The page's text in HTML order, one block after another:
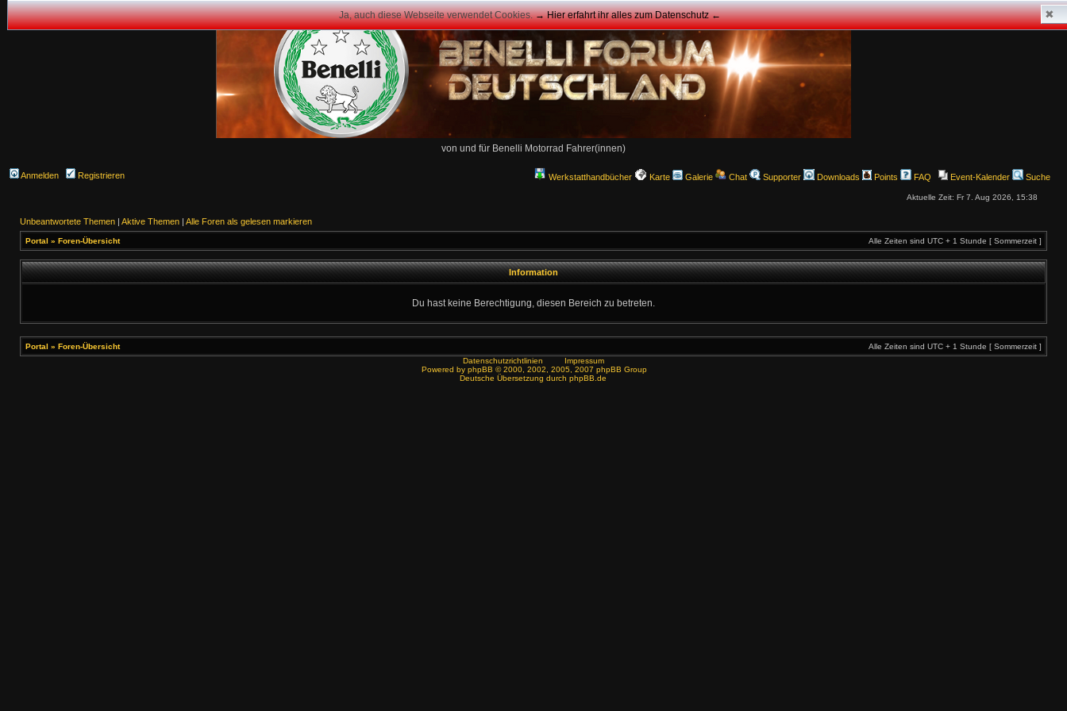
Ja, auch diese Webseite verwendet Cookies.→ Hier erfahrt ihr alles zum Datenschutz ← ✖
von und für Benelli Motorrad Fahrer(innen)
Anmelden Registrieren Werkstatthandbücher Karte Galerie Chat Supporter Downloads Points FAQ Event-Kalender Suche
Aktuelle Zeit: Fr 7. Aug 2026, 15:38
Unbeantwortete Themen | Aktive Themen | Alle Foren als gelesen markieren
Portal » Foren-Übersicht Alle Zeiten sind UTC + 1 Stunde [ Sommerzeit ]
Information
Du hast keine Berechtigung, diesen Bereich zu betreten.
Portal » Foren-Übersicht
Alle Zeiten sind UTC + 1 Stunde [ Sommerzeit ]
Datenschutzrichtlinien
Impressum
Powered by phpBB © 2000, 2002, 2005, 2007 phpBB Group
Deutsche Übersetzung durch phpBB.de